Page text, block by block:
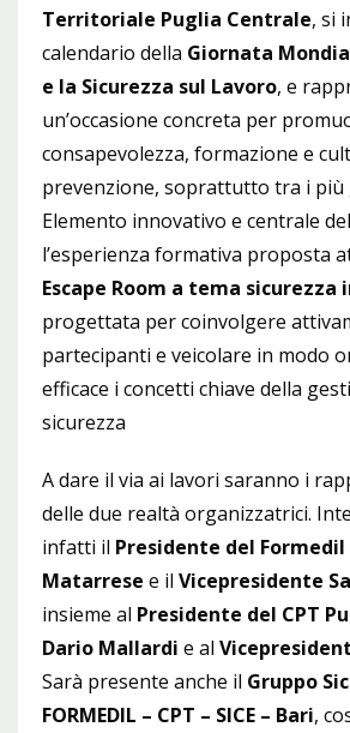
Territoriale Puglia Centrale, si
calendario della Giornata
e la Sicurezza sul Lavoro, e
un’occasione concreta per
consapevolezza, formazione e
prevenzione, soprattutto tra i più
Elemento innovativo e centrale
l’esperienza formativa proposta
Escape Room a tema sicurezza
progettata per coinvolgere
partecipanti e veicolare in modo
efficace i concetti chiave della
sicurezza
A dare il via ai lavori saranno i
delle due realtà organizzatrici.
infatti il Presidente del
Matarrese e il Vicepresidente
insieme al Presidente del CPT
Dario Mallardi e al
Sarà presente anche il Gruppo
FORMEDIL – CPT – SICE – Bari,